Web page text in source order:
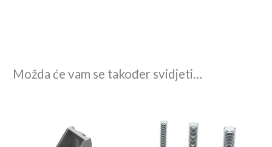
Možda će vam se također svidjeti…